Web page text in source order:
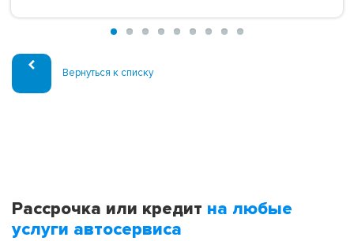
Вернуться к списку
Рассрочка или кредит на любые
услуги автосервиса